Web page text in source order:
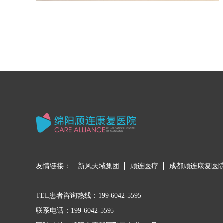
友情链接： 新风天域集团 顾连医疗 成都顾连康复医
TEL患者咨询热线： 199-6042-5595
联系电话：199-6042-5595